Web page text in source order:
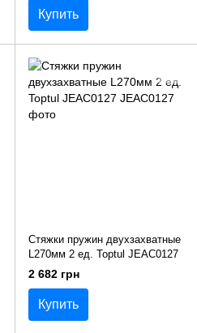
Купить
Стяжки пружин двухзахватные
L270мм 2 ед. Toptul JEAC0127
2 682 грн
Купить